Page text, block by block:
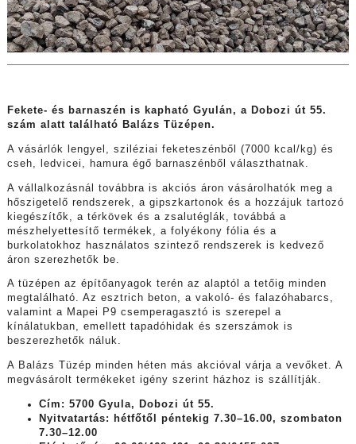
Fekete- és barnaszén is kapható Gyulán, a Dobozi út 55.
szám alatt található Balázs Tüzépen.
A vásárlók lengyel, sziléziai feketeszénből (7000 kcal/kg) és
cseh, ledvicei, hamura égő barnaszénből választhatnak.
A vállalkozásnál továbbra is akciós áron vásárolhatók meg a
hőszigetelő rendszerek, a gipszkartonok és a hozzájuk tartozó
kiegészítők, a térkövek és a zsalutéglák, továbbá a
mészhelyettesítő termékek, a folyékony fólia és a
burkolatokhoz használatos szintező rendszerek is kedvező
áron szerezhetők be.
A tüzépen az építőanyagok terén az alaptól a tetőig minden
megtalálható. Az esztrich beton, a vakoló- és falazóhabarcs,
valamint a Mapei P9 csemperagasztó is szerepel a
kínálatukban, emellett tapadóhidak és szerszámok is
beszerezhetők náluk.
A Balázs Tüzép minden héten más akcióval várja a vevőket. A
megvásárolt termékeket igény szerint házhoz is szállítják.
Cím: 5700 Gyula, Dobozi út 55.
Nyitvatartás: hétfőtől péntekig 7.30–16.00, szombaton
7.30–12.00